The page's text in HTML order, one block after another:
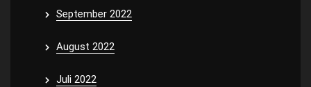
September 2022
August 2022
Juli 2022